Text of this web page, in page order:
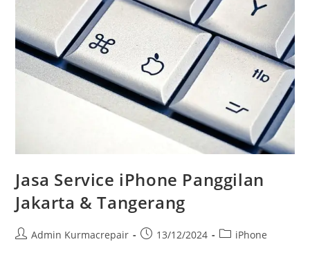
Jasa Service iPhone Panggilan
Jakarta & Tangerang
Admin Kurmacrepair 13/12/2024 iPhone